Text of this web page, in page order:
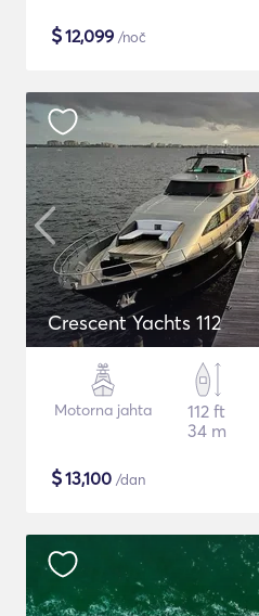
$12,099 /noč
Crescent Yachts 112
Motorna jahta
112 ft
34 m
$13,100 /dan